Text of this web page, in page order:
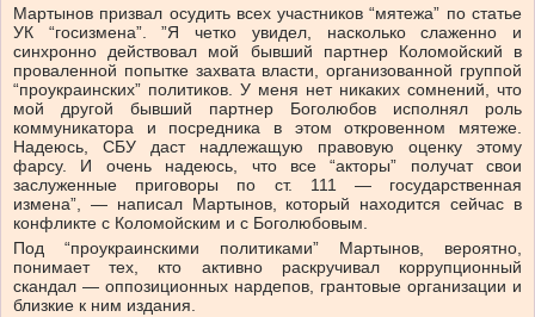
Мартынов призвал осудить всех участников “мятежа” по статье
УК “госизмена”. ”Я четко увидел, насколько слаженно и
синхронно действовал мой бывший партнер Коломойский в
проваленной попытке захвата власти, организованной группой
“проукраинских” политиков. У меня нет никаких сомнений, что
мой другой бывший партнер Боголюбов исполнял роль
коммуникатора и посредника в этом откровенном мятеже.
Надеюсь, СБУ даст надлежащую правовую оценку этому
фарсу. И очень надеюсь, что все “акторы” получат свои
заслуженные приговоры по ст. 111 — государственная
измена”, — написал Мартынов, который находится сейчас в
конфликте с Коломойским и с Боголюбовым.
Под “проукраинскими политиками” Мартынов, вероятно,
понимает тех, кто активно раскручивал коррупционный
скандал — оппозиционных нардепов, грантовые организации и
близкие к ним издания.